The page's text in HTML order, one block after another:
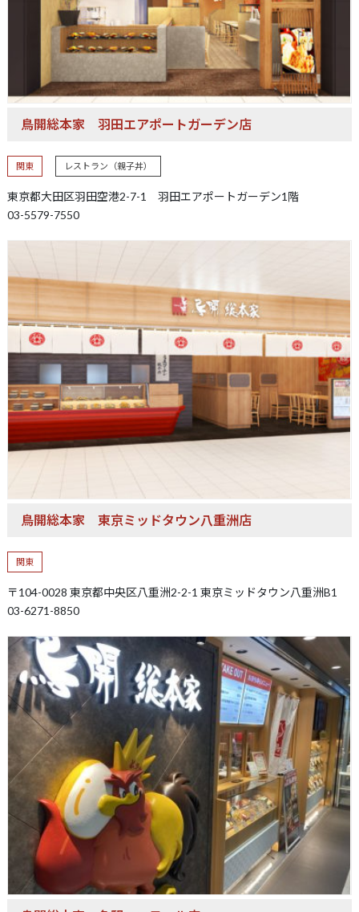
鳥開総本家羽田エアポートガーデン店
関東 レストラン（親子丼）
東京都大田区羽田空港2-7-1 羽田エアポートガーデン1階
03-5579-7550
鳥開総本家東京ミッドタウン八重洲店
関東
〒104-0028 東京都中央区八重洲2-2-1 東京ミッドタウン八重洲B1
03-6271-8850